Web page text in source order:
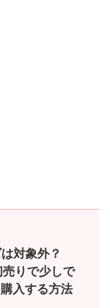
対象外？
りで少しで
入する方法